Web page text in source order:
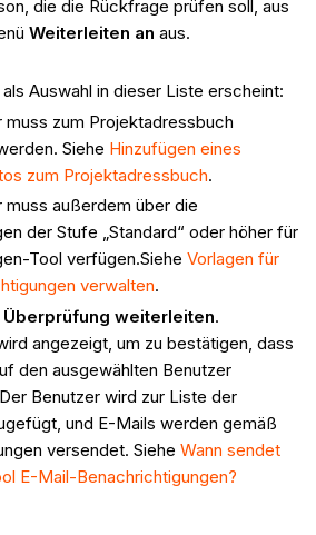
die die Rückfrage prüfen soll, aus
Weiterleiten an aus.
Auswahl in dieser Liste erscheint:
muss zum Projektadressbuch
Siehe Hinzufügen eines
zum Projektadressbuch.
muss außerdem über die
der Stufe „Standard“ oder höher für
Tool verfügen.Siehe Vorlagen für
verwalten.
Überprüfung weiterleiten.
angezeigt, um zu bestätigen, dass
den ausgewählten Benutzer
Benutzer wird zur Liste der
und E-Mails werden gemäß
versendet. Siehe Wann sendet
E-Mail-Benachrichtigungen?